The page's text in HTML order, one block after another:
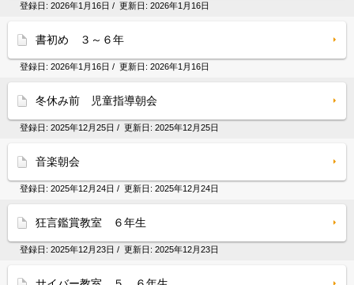
登録日: 2026年1月16日 / 更新日: 2026年1月16日
書初め ３～６年
登録日: 2026年1月16日 / 更新日: 2026年1月16日
冬休み前 児童指導朝会
登録日: 2025年12月25日 / 更新日: 2025年12月25日
音楽朝会
登録日: 2025年12月24日 / 更新日: 2025年12月24日
狂言鑑賞教室 ６年生
登録日: 2025年12月23日 / 更新日: 2025年12月23日